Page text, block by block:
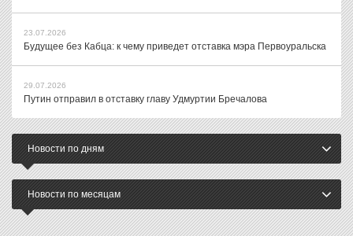
23.07.2026
Будущее без Кабца: к чему приведет отставка мэра Первоуральска
29.07.2026
Путин отправил в отставку главу Удмуртии Бречалова
Новости по дням
Новости по месяцам